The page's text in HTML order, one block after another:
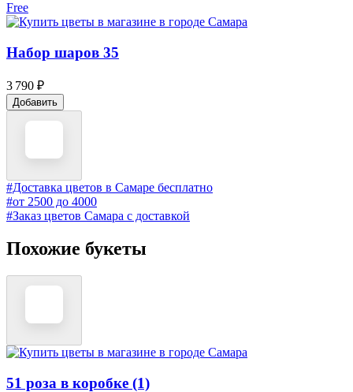
Free
Набор шаров 35
3 790 ₽
Добавить
#Доставка цветов в Самаре бесплатно
#от 2500 до 4000
#Заказ цветов Самара с доставкой
Похожие букеты
51 роза в коробке (1)